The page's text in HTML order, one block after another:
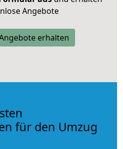
Angebote
erhalten
für den Umzug